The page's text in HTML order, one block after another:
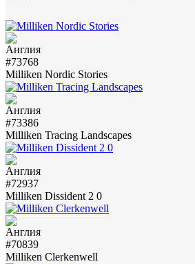
#73768
Milliken Nordic Stories
#73386
Milliken Tracing Landscapes
#72937
Milliken Dissident 2 0
#70839
Milliken Clerkenwell